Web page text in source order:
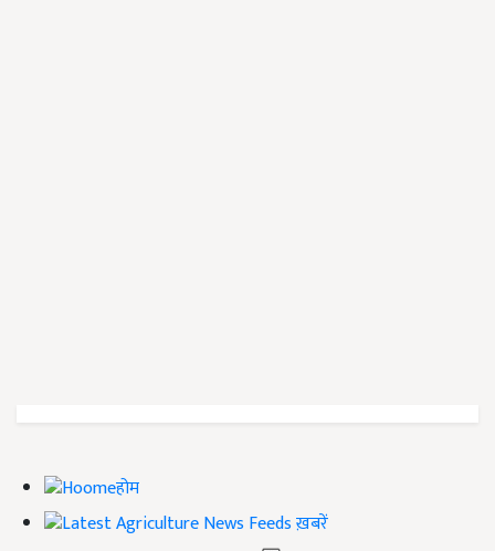
होम
ख़बरें